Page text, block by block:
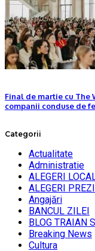
Final de martie cu The
companii conduse de
Categorii
Actualitate
Administratie
ALEGERI
ALEGERI
Angajări
BANCUL ZILEI
BLOG TRAIAN
Breaking News
Cultura